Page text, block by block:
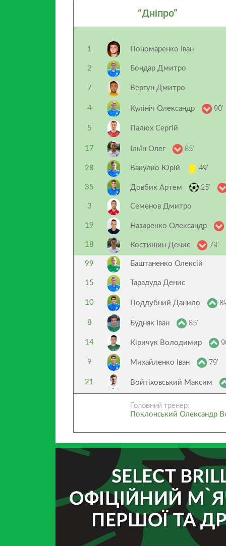
“Дніпро”
1 Пономаренко Іван
2 Бондар Дмитро
7 Вергун Дмитро
4 Кулініч Олександр 90’
5 Палюх Сергій
17 Ільїн Олег 85’
28 Вакулко Юрій 49’
35 Довбик Артем 25’
3 Семенов Дмитро
19 Назаренко Олександр
18 Костишин Денис 79’
99 Баштаненко Олексій
15 Тарадуда Денис
10 Поддубний Данило
8 Будняк Іван 85’
14 Кіричук Володимир
9 Михайленко Іван 79’
21 Войтіховський Максим
Головний тренер:
Поклонський Олександр